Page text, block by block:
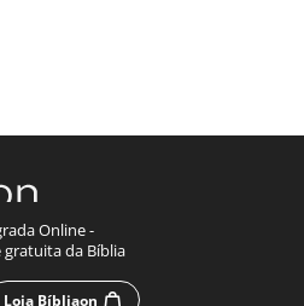
Online -
da Bíblia
Loja Bíbliaon